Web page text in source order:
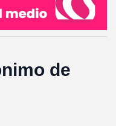
de